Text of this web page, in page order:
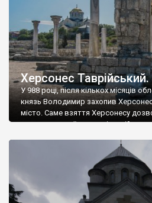
Херсонес
У 988 році, після кількох місяців
князь Володимир захопив
місто. Саме взяття Херсонесу
диктувати свої умови
Херсонесі Володимир-язичник,
А потім було Хрещення Русі. На